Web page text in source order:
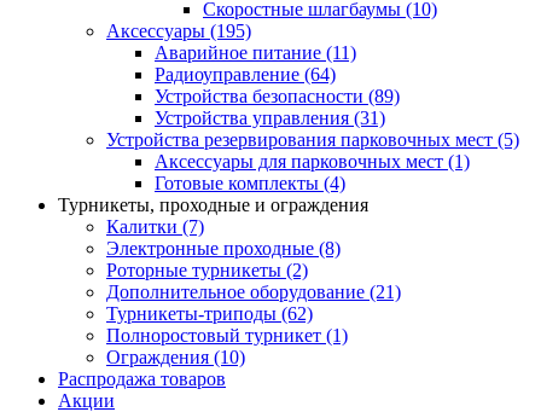
Скоростные шлагбаумы (10)
Аксессуары (195)
Аварийное питание (11)
Радиоуправление (64)
Устройства безопасности (89)
Устройства управления (31)
Устройства резервирования парковочных мест (5)
Аксессуары для парковочных мест (1)
Готовые комплекты (4)
Турникеты, проходные и ограждения
Калитки (7)
Электронные проходные (8)
Роторные турникеты (2)
Дополнительное оборудование (21)
Турникеты-триподы (62)
Полноростовый турникет (1)
Ограждения (10)
Распродажа товаров
Акции